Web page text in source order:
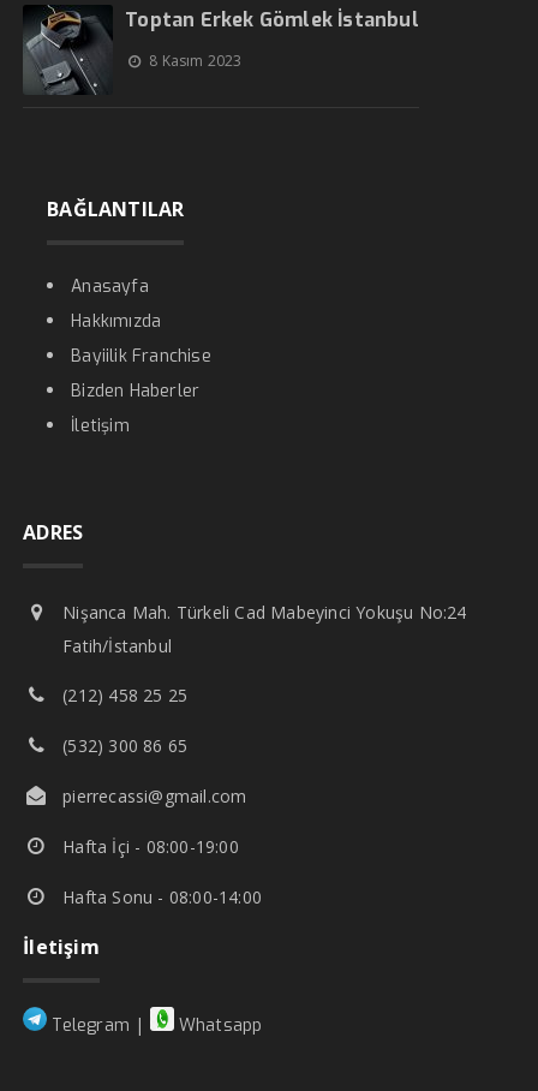
Toptan Erkek Gömlek İstanbul
8 Kasım 2023
BAĞLANTILAR
Anasayfa
Hakkımızda
Bayiilik Franchise
Bizden Haberler
İletişim
ADRES
Nişanca Mah. Türkeli Cad Mabeyinci Yokuşu No:24
Fatih/İstanbul
(212) 458 25 25
(532) 300 86 65
pierrecassi@gmail.com
Hafta İçi - 08:00-19:00
Hafta Sonu - 08:00-14:00
İletişim
Telegram | Whatsapp